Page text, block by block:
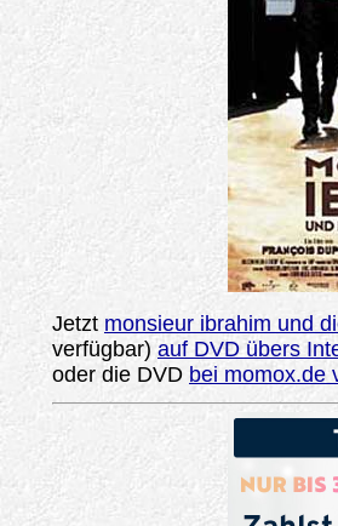
Jetzt monsieur ibrahim und
verfügbar) auf DVD übers
oder die DVD bei momox.de